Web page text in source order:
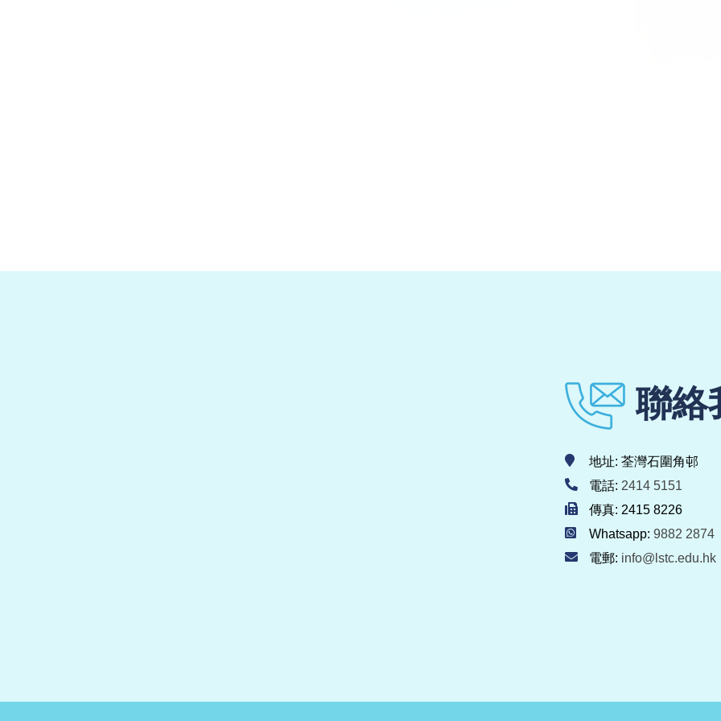
聯絡
地址: 荃灣石圍角邨
電話: 2414 5151
傳真: 2415 8226
Whatsapp: 9882 2874
電郵: info@lstc.edu.hk